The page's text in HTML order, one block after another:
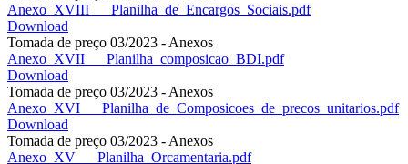
Anexo_XVIII___Planilha_de_Encargos_Sociais.pdf
Download
Tomada de preço 03/2023 - Anexos
Anexo_XVII___Planilha_composicao_BDI.pdf
Download
Tomada de preço 03/2023 - Anexos
Anexo_XVI___Planilha_de_Composicoes_de_precos_unitarios.pdf
Download
Tomada de preço 03/2023 - Anexos
Anexo_XV___Planilha_Orcamentaria.pdf